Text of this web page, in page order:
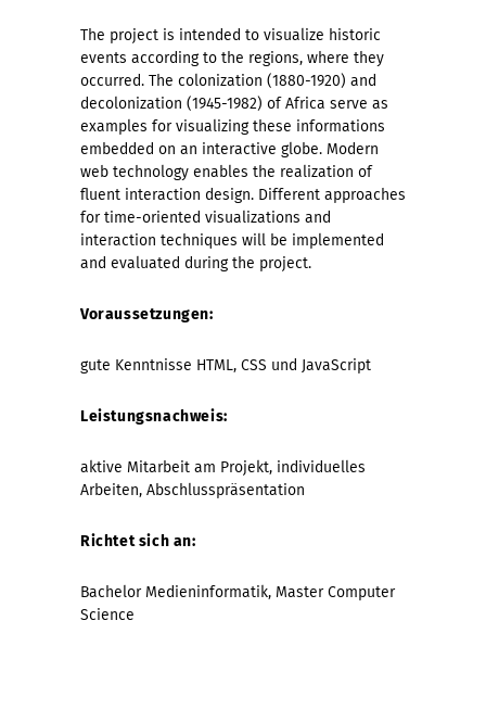
The project is intended to visualize historic
events according to the regions, where they
occurred. The colonization (1880-1920) and
decolonization (1945-1982) of Africa serve as
examples for visualizing these informations
embedded on an interactive globe. Modern
web technology enables the realization of
fluent interaction design. Different approaches
for time-oriented visualizations and
interaction techniques will be implemented
and evaluated during the project.
Voraussetzungen:
gute Kenntnisse HTML, CSS und JavaScript
Leistungsnachweis:
aktive Mitarbeit am Projekt, individuelles
Arbeiten, Abschlusspräsentation
Richtet sich an:
Bachelor Medieninformatik, Master Computer
Science